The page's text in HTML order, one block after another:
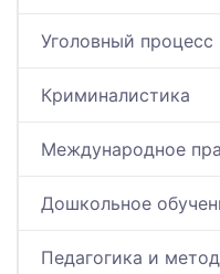
Уголовный процесс
Криминалистика
Международное
Дошкольное
Педагогика и